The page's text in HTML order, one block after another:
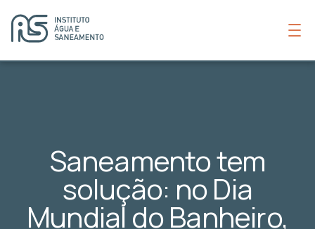
Saneamento tem
solução: no Dia
Mundial do Banheiro,